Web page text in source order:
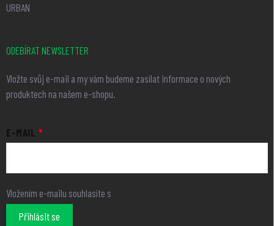
URBAN
ODEBÍRAT NEWSLETTER
Vložte svůj e-mail a my vám budeme zasílat informace o nových
produktech na našem e-shopu.
E-MAIL
Vložením e-mailu souhlasíte s
Přihlásit se